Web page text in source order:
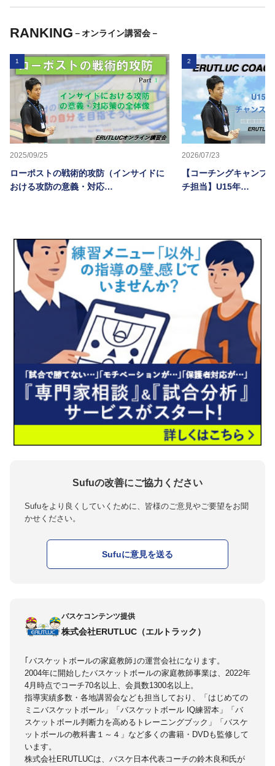
RANKING －オンライン講習会－
1
2025/09/25
ローポストの戦術的攻防（インサイドに
おける攻防の意義・対応…
2
2026/07/23
【コーチングキャンプ
チ担当】U15年…
Sufuの改善にご協力ください
Sufuをより良くしていくために、皆様のご意見やご要望をお聞
かせください。
Sufuに意見を送る
バスケコンテンツ提供
株式会社ERUTLUC（エルトラック）
｢バスケットボールの家庭教師｣の運営会社になります。
2004年に開始したバスケットボールの家庭教師事業は、2022年
4月時点でコーチ70名以上、会員数1300名以上。
指導実績多数・各地講習会なども担当しており、「はじめての
ミニバスケットボール」「バスケットボール IQ練習本」「バ
スケットボール判断力を高めるトレーニングブック」「バスケ
ットボールの教科書１～４」など多くの書籍・DVDも監修して
います。
株式会社ERUTLUCは、バスケ日本代表コーチの鈴木良和氏が